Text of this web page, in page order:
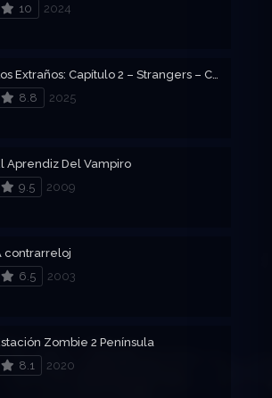
10
2024
Los Extraños: Capítulo 2 – Strangers – Capítulo 2
8.8
2025
Aprendiz Del Vampiro
9.5
2009
contrarreloj
6.5
2003
Zombie 2 Península
8.1
2020